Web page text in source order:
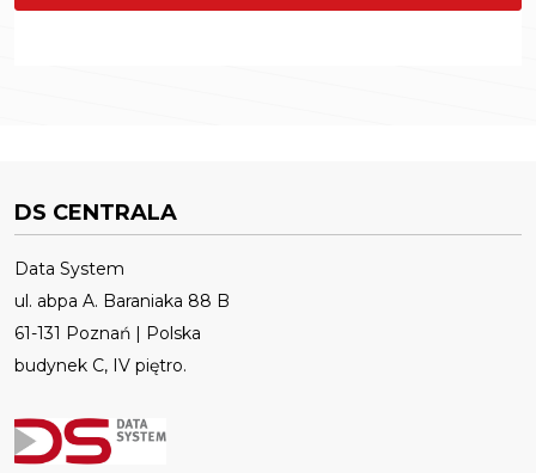
DS CENTRALA
Data System
ul. abpa A. Baraniaka 88 B
61-131 Poznań | Polska
budynek C, IV piętro.